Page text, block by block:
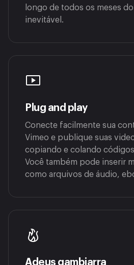
longo de todos os meses
inevitável.
Plug and play
Conecte facilmente sua
Vimeo e publique suas
copiando e colando
Você também pode inserir
como arquivos de áudio,
Adeus gambiarra